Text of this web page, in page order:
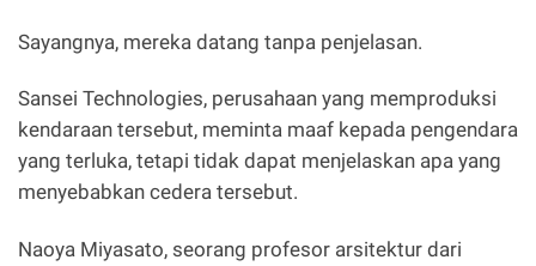
Sayangnya, mereka datang tanpa penjelasan.
Sansei Technologies, perusahaan yang memproduksi
kendaraan tersebut, meminta maaf kepada pengendara
yang terluka, tetapi tidak dapat menjelaskan apa yang
menyebabkan cedera tersebut.
Naoya Miyasato, seorang profesor arsitektur dari